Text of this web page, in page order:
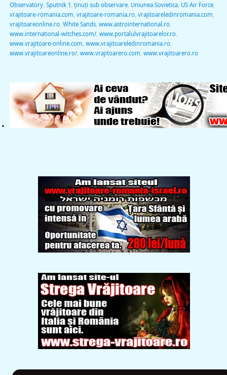
Observatory, Sputnik 1 ţinuţi sub observare, Uniunea Sovietica, US Air Force,
vrajitoare-romania.com vrajitoare-romania.ro, vrajitoareledinromania.com
vrajitoareonline.ro, White Sands, www.astrointernational.ro,
www.international-witches.com/, www.portalulvrajitoarelor.ro,
www.vrajitoare-online.com www.vrajitoareledinromania.ro,
www.vrajitoareonline.ro/, www.vrajitoarero.com www.vrajitoarero.ro